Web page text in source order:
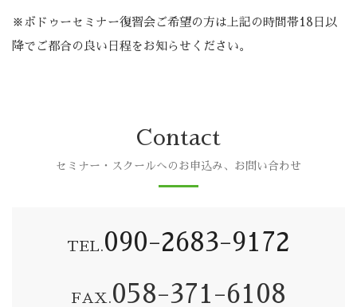
※ボドゥーセミナー復習会ご希望の方は上記の時間帯18日以
降でご都合の良い日程をお知らせください。
Contact
セミナー・スクールへのお申込み、お問い合わせ
TEL. 090-2683-9172
FAX. 058-371-6108